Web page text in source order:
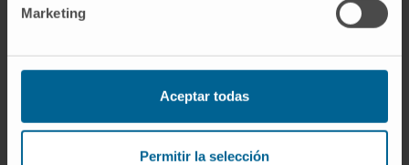
Marketing
Aceptar todas
Permitir la selección
analítica rutinaria. Puede que haya mucha
gente que le pase lo mismo que a mí, que
tenga un tumor y que no lo note.
He vuelto a recuperar la sensación de
seguridad que había perdido. Me encuentro